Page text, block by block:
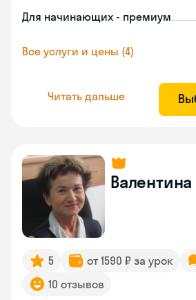
Для начинающих - премиум
Все услуги и цены (4)
Читать дальше
Валентина
5 от 1590 ₽ за урок
10 отзывов